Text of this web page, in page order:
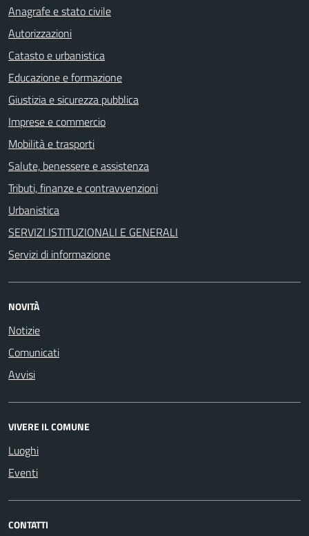
Anagrafe e stato civile
Autorizzazioni
Catasto e urbanistica
Educazione e formazione
Giustizia e sicurezza pubblica
Imprese e commercio
Mobilità e trasporti
Salute, benessere e assistenza
Tributi, finanze e contravvenzioni
Urbanistica
SERVIZI ISTITUZIONALI E GENERALI
Servizi di informazione
NOVITÀ
Notizie
Comunicati
Avvisi
VIVERE IL COMUNE
Luoghi
Eventi
CONTATTI